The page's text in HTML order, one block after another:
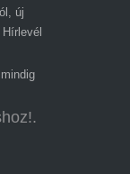
új